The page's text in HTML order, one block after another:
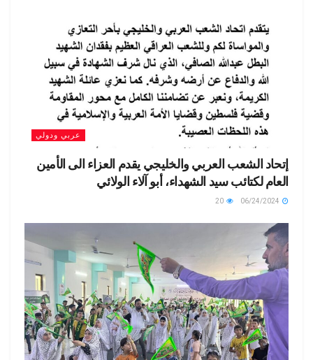
عربي ودولي
إتحاد الشعب العربي والخليجي يقدم العزاء الى الأمين
العام لكتائب سيد الشهداء، أبو آلاء الولائي